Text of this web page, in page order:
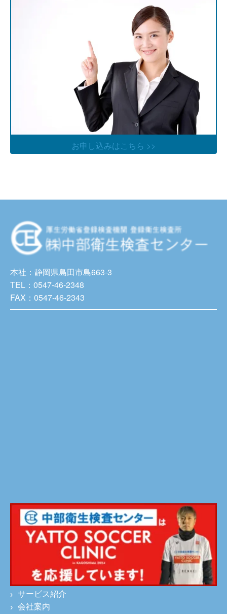
お申し込みはこちら >>
本社：静岡県島田市島663-3
TEL：0547-46-2348
FAX：0547-46-2343
サービス紹介
会社案内